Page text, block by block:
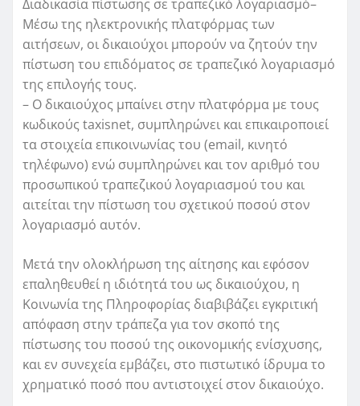
Διαδικασία πίστωσης σε τραπεζικό λογαριασμό–
Μέσω της ηλεκτρονικής πλατφόρμας των
αιτήσεων, οι δικαιούχοι μπορούν να ζητούν την
πίστωση του επιδόματος σε τραπεζικό λογαριασμό
της επιλογής τους.
– Ο δικαιούχος μπαίνει στην πλατφόρμα με τους
κωδικούς taxisnet, συμπληρώνει και επικαιροποιεί
τα στοιχεία επικοινωνίας του (email, κινητό
τηλέφωνο) ενώ συμπληρώνει και τον αριθμό του
προσωπικού τραπεζικού λογαριασμού του και
αιτείται την πίστωση του σχετικού ποσού στον
λογαριασμό αυτόν.
Μετά την ολοκλήρωση της αίτησης και εφόσον
επαληθευθεί η ιδιότητά του ως δικαιούχου, η
Κοινωνία της Πληροφορίας διαβιβάζει εγκριτική
απόφαση στην τράπεζα για τον σκοπό της
πίστωσης του ποσού της οικονομικής ενίσχυσης,
και εν συνεχεία εμβάζει, στο πιστωτικό ίδρυμα το
χρηματικό ποσό που αντιστοιχεί στον δικαιούχο.